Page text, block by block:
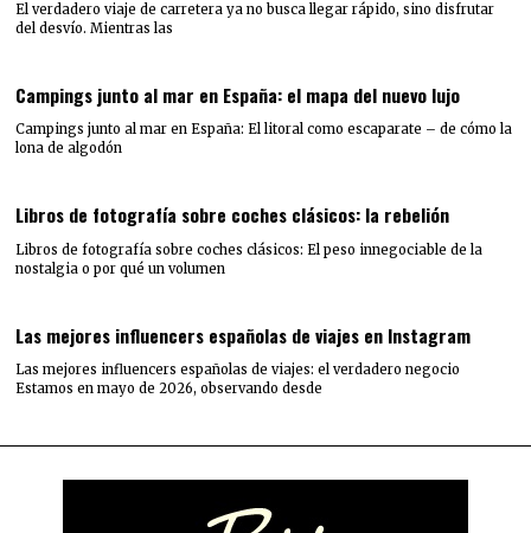
El verdadero viaje de carretera ya no busca llegar rápido, sino disfrutar
del desvío. Mientras las
Campings junto al mar en España: el mapa del nuevo lujo
Campings junto al mar en España: El litoral como escaparate – de cómo la
lona de algodón
Libros de fotografía sobre coches clásicos: la rebelión
Libros de fotografía sobre coches clásicos: El peso innegociable de la
nostalgia o por qué un volumen
Las mejores influencers españolas de viajes en Instagram
Las mejores influencers españolas de viajes: el verdadero negocio
Estamos en mayo de 2026, observando desde